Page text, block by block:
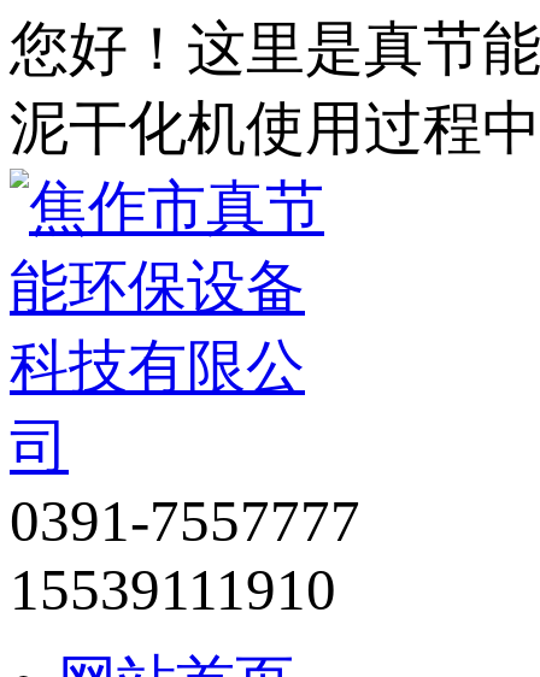
您好！这里是真节
泥干化机使用过程
0391-7557777
15539111910